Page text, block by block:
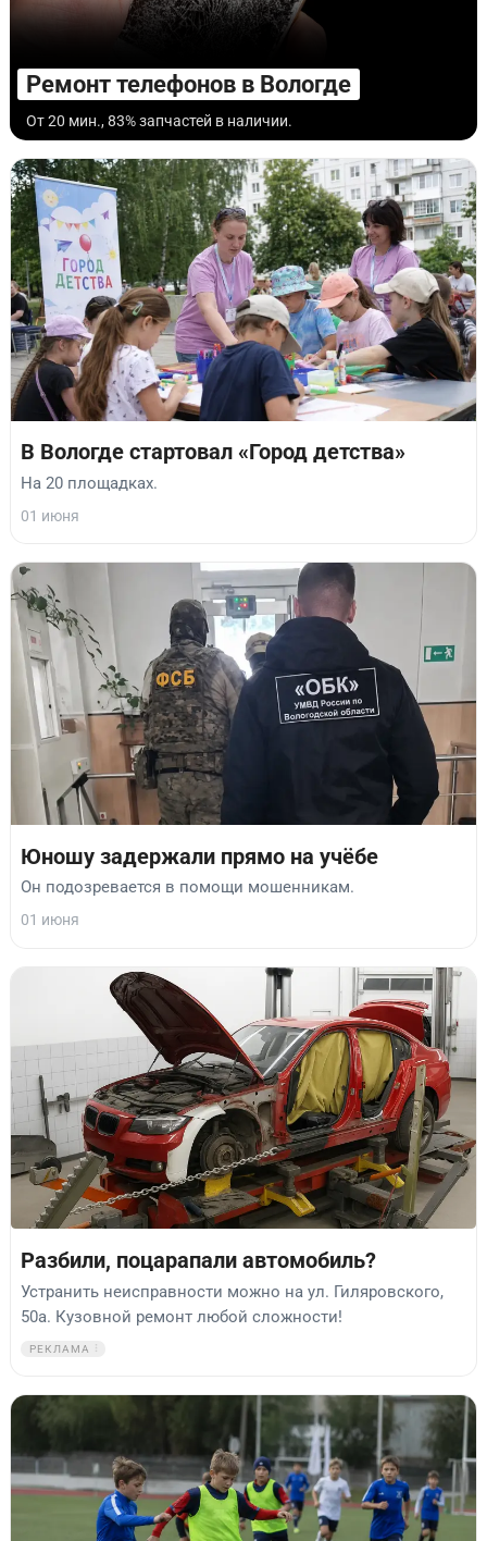
Ремонт телефонов в Вологде
От 20 мин., 83% запчастей в наличии.
В Вологде стартовал «Город детства»
На 20 площадках.
01 июня
Юношу задержали прямо на учёбе
Он подозревается в помощи мошенникам.
01 июня
Разбили, поцарапали автомобиль?
Устранить неисправности можно на ул. Гиляровского,
50а. Кузовной ремонт любой сложности!
РЕКЛАМА